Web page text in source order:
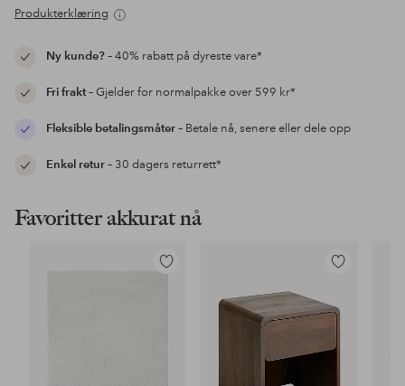
Produkterklæring
Ny kunde?– 40% rabatt på dyreste vare*
Fri frakt– Gjelder for normalpakke over 599 kr*
Fleksible betalingsmåter– Betale nå, senere eller dele opp
Enkel retur– 30 dagers returrett*
Favoritter akkurat nå
Legg
Legg
favoritter